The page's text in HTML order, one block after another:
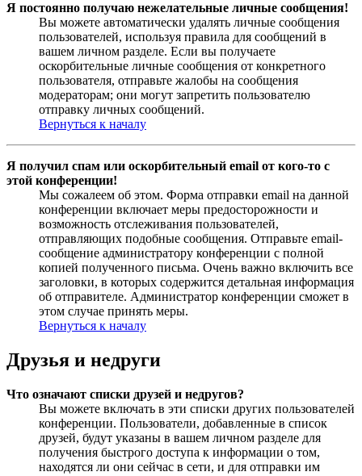
Я постоянно получаю нежелательные личные сообщения!
Вы можете автоматически удалять личные сообщения
пользователей, используя правила для сообщений в
вашем личном разделе. Если вы получаете
оскорбительные личные сообщения от конкретного
пользователя, отправьте жалобы на сообщения
модераторам; они могут запретить пользователю
отправку личных сообщений.
Вернуться к началу
Я получил спам или оскорбительный email от кого-то с
этой конференции!
Мы сожалеем об этом. Форма отправки email на данной
конференции включает меры предосторожности и
возможность отслеживания пользователей,
отправляющих подобные сообщения. Отправьте email-
сообщение администратору конференции с полной
копией полученного письма. Очень важно включить все
заголовки, в которых содержится детальная информация
об отправителе. Администратор конференции сможет в
этом случае принять меры.
Вернуться к началу
Друзья и недруги
Что означают списки друзей и недругов?
Вы можете включать в эти списки других пользователей
конференции. Пользователи, добавленные в список
друзей, будут указаны в вашем личном разделе для
получения быстрого доступа к информации о том,
находятся ли они сейчас в сети, и для отправки им